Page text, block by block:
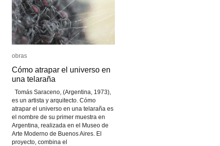
obras
Cómo atrapar el universo en
una telaraña
Tomás Saraceno, (Argentina, 1973),
es un artista y arquitecto. Cómo
atrapar el universo en una telaraña es
el nombre de su primer muestra en
Argentina, realizada en el Museo de
Arte Moderno de Buenos Aires. El
proyecto, combina el
obras
Cómo atrapar el universo en
una telaraña